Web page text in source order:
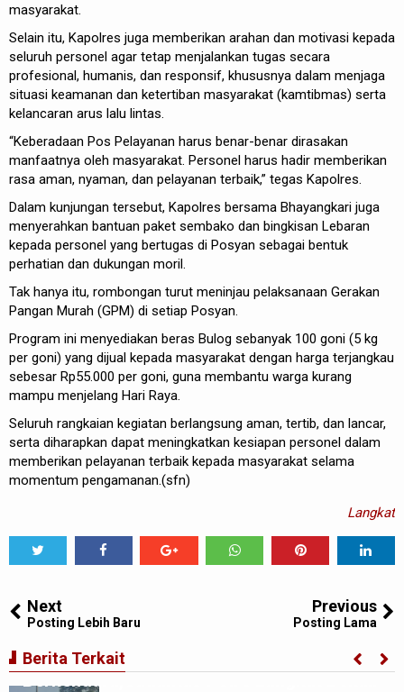
masyarakat.
Selain itu, Kapolres juga memberikan arahan dan motivasi kepada
seluruh personel agar tetap menjalankan tugas secara
profesional, humanis, dan responsif, khususnya dalam menjaga
situasi keamanan dan ketertiban masyarakat (kamtibmas) serta
kelancaran arus lalu lintas.
“Keberadaan Pos Pelayanan harus benar-benar dirasakan
manfaatnya oleh masyarakat. Personel harus hadir memberikan
rasa aman, nyaman, dan pelayanan terbaik,” tegas Kapolres.
Dalam kunjungan tersebut, Kapolres bersama Bhayangkari juga
menyerahkan bantuan paket sembako dan bingkisan Lebaran
kepada personel yang bertugas di Posyan sebagai bentuk
perhatian dan dukungan moril.
Tak hanya itu, rombongan turut meninjau pelaksanaan Gerakan
Pangan Murah (GPM) di setiap Posyan.
Program ini menyediakan beras Bulog sebanyak 100 goni (5 kg
per goni) yang dijual kepada masyarakat dengan harga terjangkau
sebesar Rp55.000 per goni, guna membantu warga kurang
mampu menjelang Hari Raya.
Seluruh rangkaian kegiatan berlangsung aman, tertib, dan lancar,
serta diharapkan dapat meningkatkan kesiapan personel dalam
memberikan pelayanan terbaik kepada masyarakat selama
momentum pengamanan.(sfn)
Langkat
Next
Posting Lebih Baru
Previous
Posting Lama
Berita Terkait
Ciptakan Generasi Muda Tertib
Berkendara,Satlantas Polre Langkat Bekali